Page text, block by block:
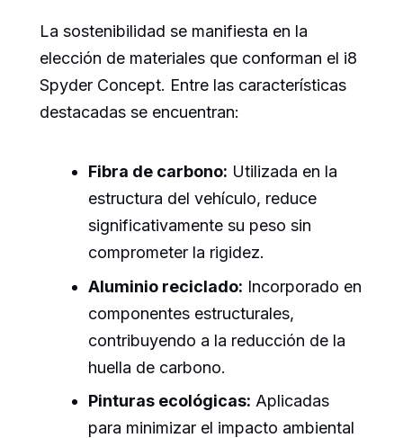
La sostenibilidad se manifiesta en la
elección de materiales que conforman el i8
Spyder Concept. Entre las características
destacadas se encuentran:
Fibra de carbono: Utilizada en la
estructura del vehículo, reduce
significativamente su peso sin
comprometer la rigidez.
Aluminio reciclado: Incorporado en
componentes estructurales,
contribuyendo a la reducción de la
huella de carbono.
Pinturas ecológicas: Aplicadas
para minimizar el impacto ambiental